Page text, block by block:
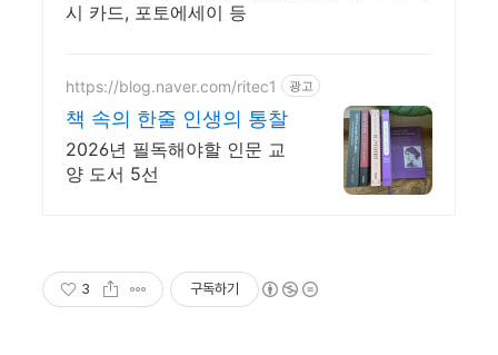
시 카드, 포토에세이 등
https://blog.naver.com/ritec1 광고
책 속의 한줄 인생의 통찰
2026년 필독해야할 인문 교
양 도서 5선
3 구독하기